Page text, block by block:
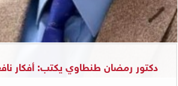
دكتور رمضان طنطاوي يكتب: أفكار